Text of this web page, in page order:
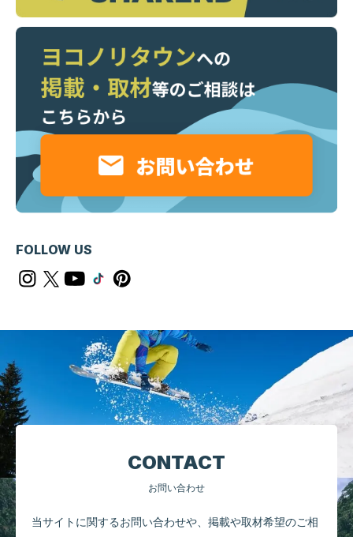
FOLLOW US
CONTACT
お問い合わせ
当サイトに関するお問い合わせや、掲載や取材希望のご相